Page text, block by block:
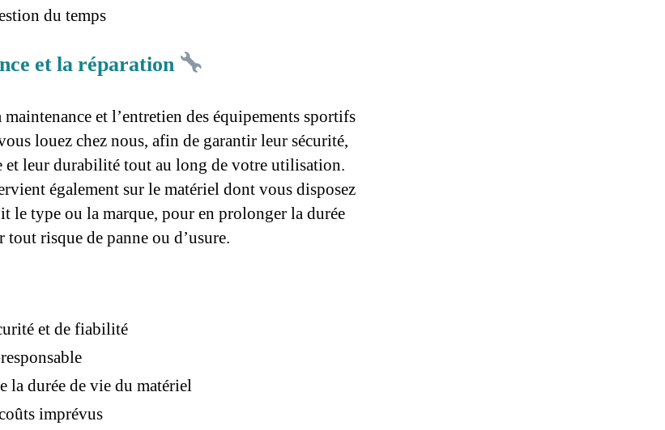
du temps
et la réparation
et l’entretien des équipements sportifs
louez chez nous, afin de garantir leur sécurité,
et leur durabilité tout au long de votre utilisation.
également sur le matériel dont vous disposez
le type ou la marque, pour en prolonger la durée
risque de panne ou d’usure.
et de fiabilité
la durée de vie du matériel
imprévus